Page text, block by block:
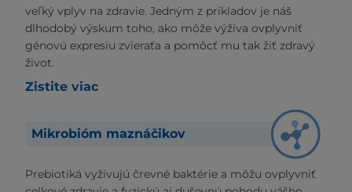
veľký vplyv na zdravie. Jedným z príkladov je náš
dlhodobý výskum toho, ako môže výživa ovplyvniť
génovú expresiu zvieraťa a pomôcť mu tak žiť zdravý
život.
Zistite viac
Mikrobióm maznáčikov
Prebiotiká vyživujú črevné baktérie a môžu ovplyvniť